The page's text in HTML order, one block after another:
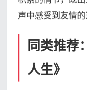
声中感受到友情的
同类推荐
人生》